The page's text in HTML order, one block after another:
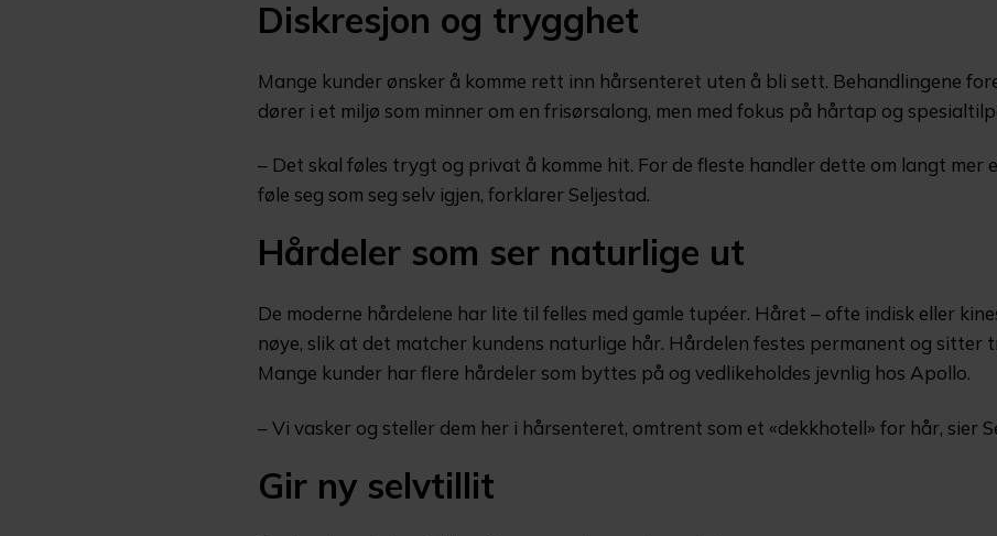
Diskresjon og trygghet
Mange kunder ønsker å komme rett inn hårsenteret uten å bli sett. Behandlingene
dører i et miljø som minner om en frisørsalong, men med fokus på hårtap og
– Det skal føles trygt og privat å komme hit. For de fleste handler dette om langt mer
føle seg som seg selv igjen, forklarer Seljestad.
Hårdeler som ser naturlige ut
De moderne hårdelene har lite til felles med gamle tupéer. Håret – ofte indisk eller
nøye, slik at det matcher kundens naturlige hår. Hårdelen festes permanent og sitter
Mange kunder har flere hårdeler som byttes på og vedlikeholdes jevnlig hos Apollo.
– Vi vasker og steller dem her i hårsenteret, omtrent som et «dekkhotell» for hår, sier
Gir ny selvtillit